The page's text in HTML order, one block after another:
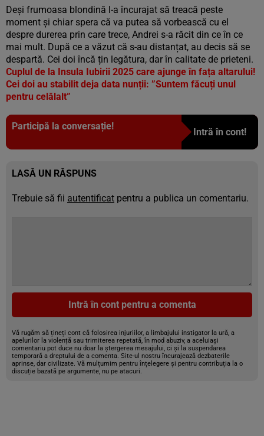
Deși frumoasa blondină l-a încurajat să treacă peste
moment și chiar spera că va putea să vorbească cu el
despre durerea prin care trece, Andrei s-a răcit din ce în ce
mai mult. După ce a văzut că s-au distanțat, au decis să se
despartă. Cei doi încă țin legătura, dar în calitate de prieteni.
Cuplul de la Insula Iubirii 2025 care ajunge în fața altarului!
Cei doi au stabilit deja data nunții: ”Suntem făcuți unul
pentru celălalt”
Participă la conversație!
Intră în cont!
LASĂ UN RĂSPUNS
Trebuie să fii autentificat pentru a publica un comentariu.
Intră în cont pentru a comenta
Vă rugăm să țineți cont că folosirea injuriilor, a limbajului instigator la ură, a
apelurilor la violență sau trimiterea repetată, în mod abuziv, a aceluiași
comentariu pot duce nu doar la ștergerea mesajului, ci și la suspendarea
temporară a dreptului de a comenta. Site-ul nostru încurajează dezbaterile
aprinse, dar civilizate. Vă mulțumim pentru înțelegere și pentru contribuția la o
discuție bazată pe argumente, nu pe atacuri.